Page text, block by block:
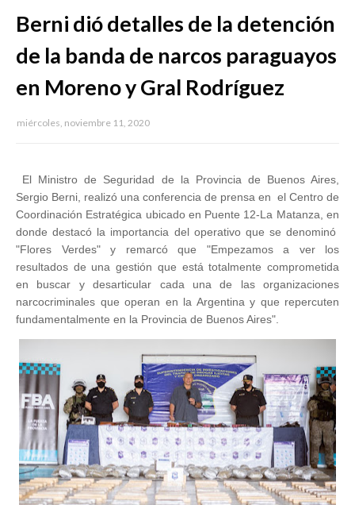
Berni dió detalles de la detención
de la banda de narcos paraguayos
en Moreno y Gral Rodríguez
miércoles, noviembre 11, 2020
El Ministro de Seguridad de la Provincia de Buenos Aires,
Sergio Berni, realizó una conferencia de prensa en el Centro de
Coordinación Estratégica ubicado en Puente 12-La Matanza, en
donde destacó la importancia del operativo que se denominó
"Flores Verdes" y remarcó que "Empezamos a ver los
resultados de una gestión que está totalmente comprometida
en buscar y desarticular cada una de las organizaciones
narcocriminales que operan en la Argentina y que repercuten
fundamentalmente en la Provincia de Buenos Aires".